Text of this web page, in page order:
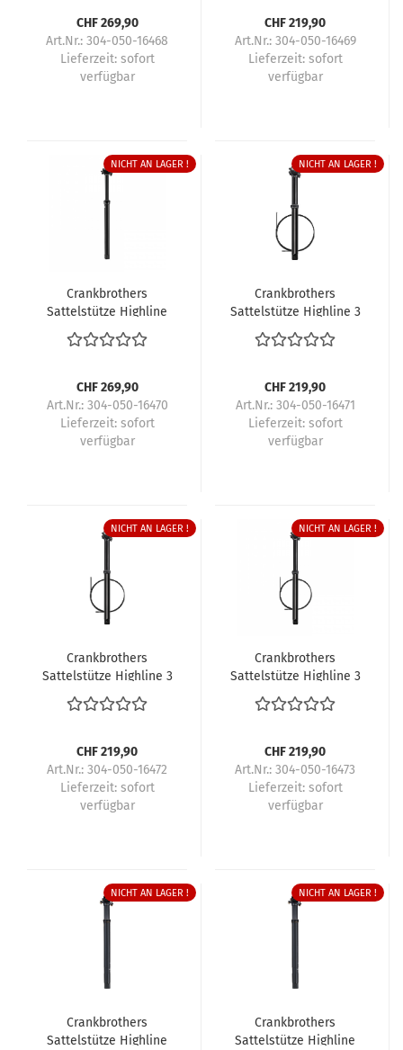
CHF 269,90
Art.Nr.: 304-050-16468
Lieferzeit: sofort
verfügbar
CHF 219,90
Art.Nr.: 304-050-16469
Lieferzeit: sofort
verfügbar
NICHT AN LAGER !
Crankbrothers
Sattelstütze Highline
XC/Gravel
CHF 269,90
Art.Nr.: 304-050-16470
Lieferzeit: sofort
verfügbar
NICHT AN LAGER !
Crankbrothers
Sattelstütze Highline 3
CHF 219,90
Art.Nr.: 304-050-16471
Lieferzeit: sofort
verfügbar
NICHT AN LAGER !
Crankbrothers
Sattelstütze Highline 3
CHF 219,90
Art.Nr.: 304-050-16472
Lieferzeit: sofort
verfügbar
NICHT AN LAGER !
Crankbrothers
Sattelstütze Highline 3
CHF 219,90
Art.Nr.: 304-050-16473
Lieferzeit: sofort
verfügbar
NICHT AN LAGER !
Crankbrothers
Sattelstütze Highline
NICHT AN LAGER !
Crankbrothers
Sattelstütze Highline